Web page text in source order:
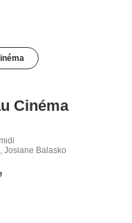
Cinéma
Josiane Balasko